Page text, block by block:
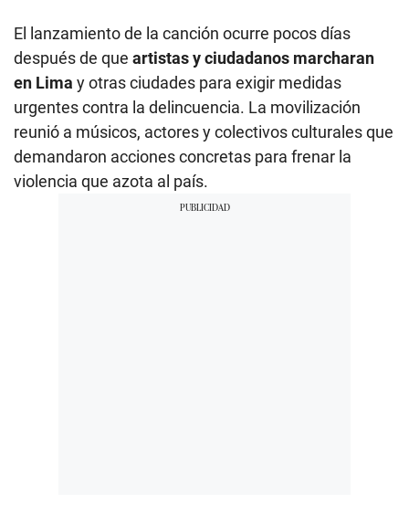
El lanzamiento de la canción ocurre pocos días
después de que artistas y ciudadanos marcharan
en Lima y otras ciudades para exigir medidas
urgentes contra la delincuencia. La movilización
reunió a músicos, actores y colectivos culturales que
demandaron acciones concretas para frenar la
violencia que azota al país.